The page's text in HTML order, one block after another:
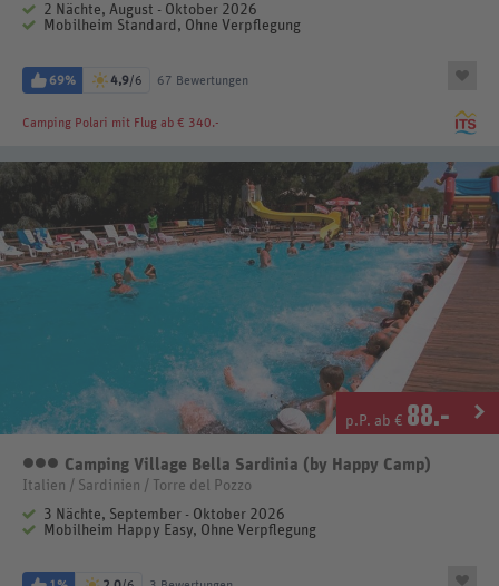
2 Nächte, August - Oktober 2026
Mobilheim Standard, Ohne Verpflegung
69% 4,9/6 67 Bewertungen
Camping Polari mit Flug ab € 340.-
p.P. ab € 88.-
3 Sterne
Camping Village Bella Sardinia (by Happy Camp)
Italien / Sardinien / Torre del Pozzo
3 Nächte, September - Oktober 2026
Mobilheim Happy Easy, Ohne Verpflegung